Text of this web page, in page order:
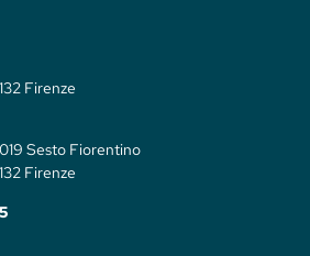
Firenze
Sesto Fiorentino
Firenze